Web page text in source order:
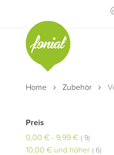
zum
Inhalt
Home Zubehör
Preis
0,00 € - 9,99 € 9Artikel
10,00 € und höher 6Artikel